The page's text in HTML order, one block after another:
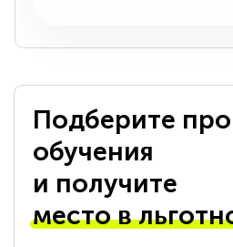
Подберите
обучения
и получите
место в